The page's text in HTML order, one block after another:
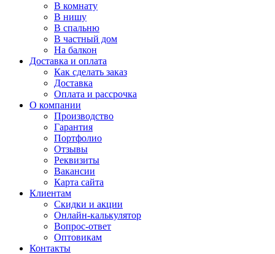
В комнату
В нишу
В спальню
В частный дом
На балкон
Доставка и оплата
Как сделать заказ
Доставка
Оплата и рассрочка
О компании
Производство
Гарантия
Портфолио
Отзывы
Реквизиты
Вакансии
Карта сайта
Клиентам
Скидки и акции
Онлайн-калькулятор
Вопрос-ответ
Оптовикам
Контакты